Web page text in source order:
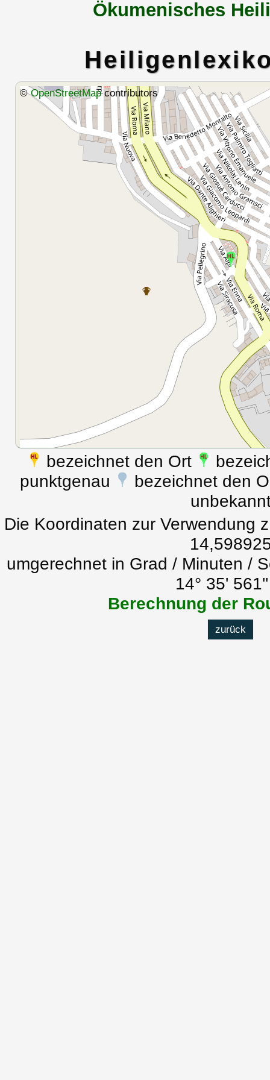
Ökumenisches
©OpenStreetMapcontributors
bezeichnet den Ort
punktgenau
bezeichnet den
Die Koordinaten zur Verwendung
umgerechnet in Grad / Minuten /
14° 35'
Berechnung der